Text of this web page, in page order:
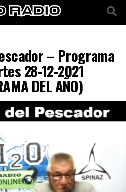
– Programa
28-12-2021
DEL AÑO)